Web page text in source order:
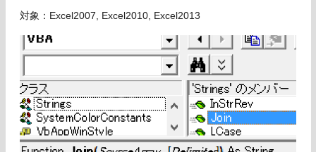
対象：Excel2007, Excel2010, Excel2013